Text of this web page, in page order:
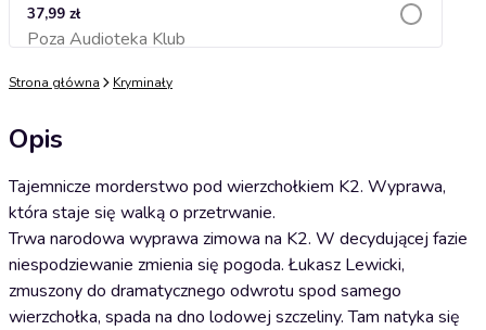
37,99 zł
Poza Audioteka KlubDodaj do koszyka
Strona główna Kryminały
Opis
Tajemnicze morderstwo pod wierzchołkiem K2. Wyprawa,
która staje się walką o przetrwanie.
Trwa narodowa wyprawa zimowa na K2. W decydującej fazie
niespodziewanie zmienia się pogoda. Łukasz Lewicki,
zmuszony do dramatycznego odwrotu spod samego
wierzchołka, spada na dno lodowej szczeliny. Tam natyka się